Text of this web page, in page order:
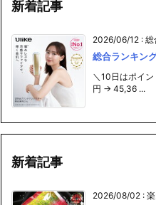
新着記事
2026/06/12 : 総
総合ランキン
＼10日はポイ
円 → 45,36 ...
新着記事
2026/08/02 :